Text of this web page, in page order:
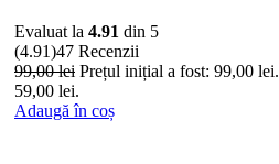
Evaluat la 4.91 din 5
(4.91)47 Recenzii
99,00lei Prețul inițial a fost: 99,00 lei.
59,00 lei.
Adaugă în coș